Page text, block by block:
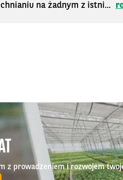
na żadnym z istni...
z prowadzeniem i rozwojem